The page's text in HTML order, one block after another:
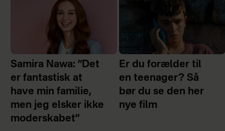
Samira Nawa: ”Det
er fantastisk at
have min familie,
men jeg elsker ikke
moderskabet”
Er du forælder til
en teenager? Så
bør du se den her
nye film